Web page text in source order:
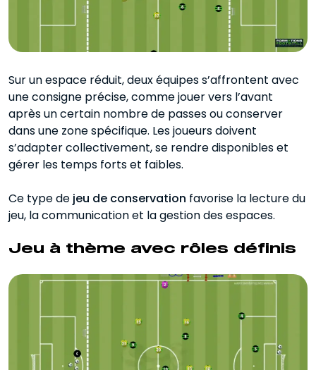
Sur un espace réduit, deux équipes s’affrontent avec
une consigne précise, comme jouer vers l’avant
après un certain nombre de passes ou conserver
dans une zone spécifique. Les joueurs doivent
s’adapter collectivement, se rendre disponibles et
gérer les temps forts et faibles.
Ce type de jeu de conservation favorise la lecture du
jeu, la communication et la gestion des espaces.
Jeu à thème avec rôles définis